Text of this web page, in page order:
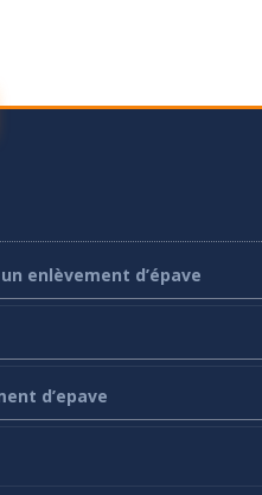
enlèvement d’épave
d’epave